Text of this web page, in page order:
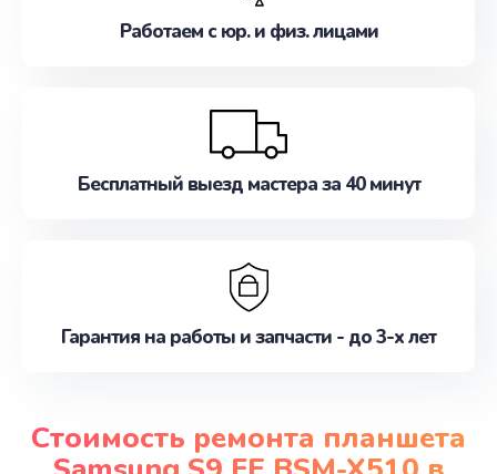
Работаем с юр. и физ. лицами
Бесплатный выезд мастера за 40 минут
Гарантия на работы и запчасти - до 3-х лет
Стоимость ремонта планшета